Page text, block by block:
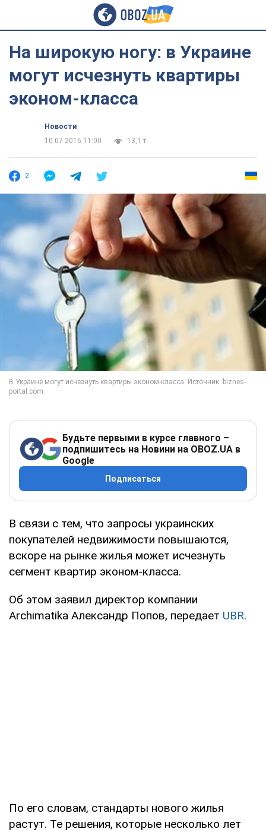
На широкую ногу: в Украине
могут исчезнуть квартиры
эконом-класса
Новости
10.07.2016 11:00
13,1 т.
2
Будьте первыми в курсе главного –
подпишитесь на Новини на OBOZ.UA в
Google
Подписаться
В связи с тем, что запросы украинских
покупателей недвижимости повышаются,
вскоре на рынке жилья может исчезнуть
сегмент квартир эконом-класса.
Об этом заявил директор компании
Archimatika Александр Попов, передает UBR.
По его словам, стандарты нового жилья
растут. Те решения, которые несколько лет